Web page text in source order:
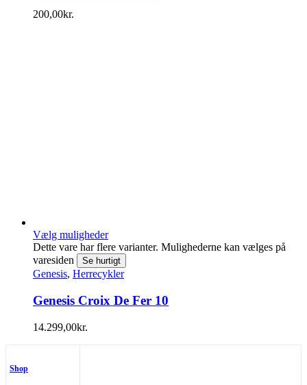
200,00kr.
Vælg muligheder
Dette vare har flere varianter. Mulighederne kan vælges på
varesiden
Se hurtigt
Genesis, Herrecykler
Genesis Croix De Fer 10
14.299,00kr.
Shop